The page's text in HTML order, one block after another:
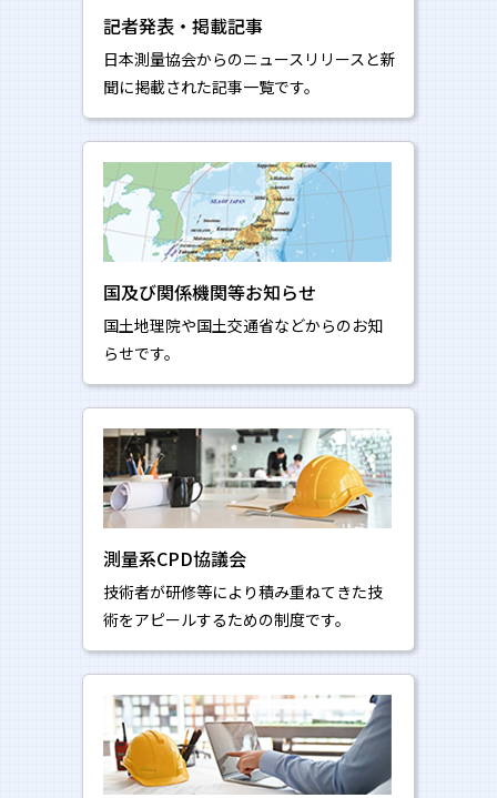
記者発表・掲載記事
日本測量協会からのニュースリリースと新
聞に掲載された記事一覧です。
国及び関係機関等お知らせ
国土地理院や国土交通省などからのお知
らせです。
測量系CPD協議会
技術者が研修等により積み重ねてきた技
術をアピールするための制度です。